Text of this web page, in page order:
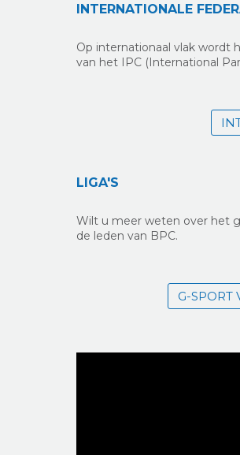
INTERNATIONALE
Op internationaal vlak wordt
van het IPC (International
LIGA'S
Wilt u meer weten over het
de leden van BPC.
G-SPORT